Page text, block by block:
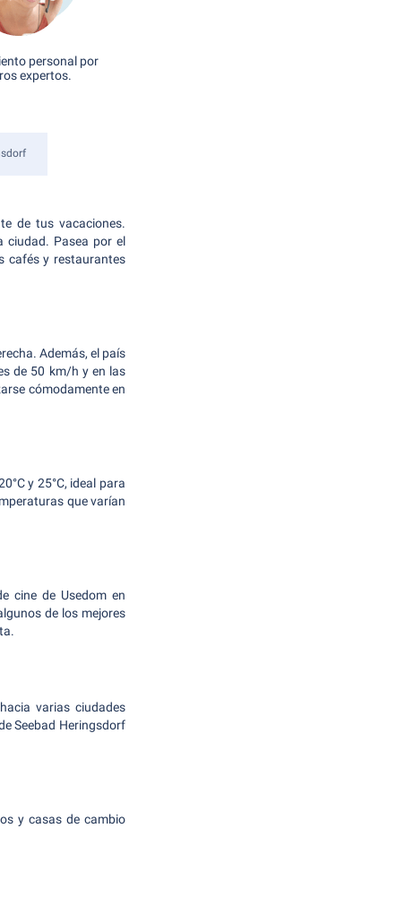
personal por
expertos.
de tus vacaciones.
ciudad. Pasea por el
cafés y restaurantes
Además, el país
de 50 km/h y en las
cómodamente en
y 25°C, ideal para
que varían
cine de Usedom en
de los mejores
varias ciudades
Seebad Heringsdorf
y casas de cambio